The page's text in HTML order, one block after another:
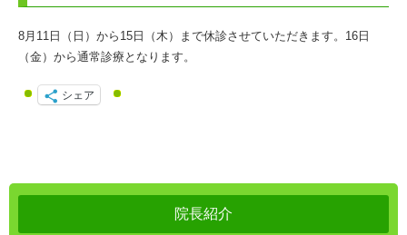
8月11日（日）から15日（木）まで休診させていただきます。16日
（金）から通常診療となります。
シェア
院長紹介